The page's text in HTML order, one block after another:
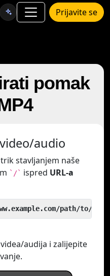
Prijavite se
pomak
audio
stavljanjem naše
`/` ispred URL-a
path/to/
audija i zalijepite